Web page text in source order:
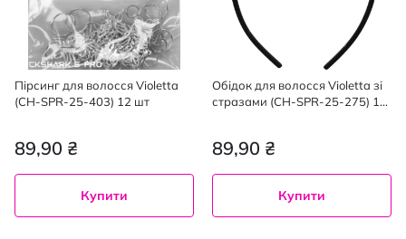
Пірсинг для волосся Violetta
(CH-SPR-25-403) 12 шт
89,90 ₴
Купити
Обідок для волосся Violetta зі
стразами (CH-SPR-25-275) 1
89,90 ₴
Купити